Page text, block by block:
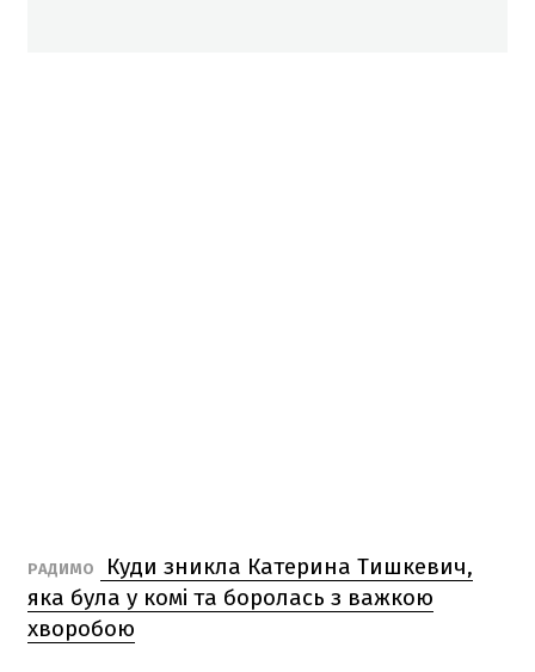
РАДИМО
Куди зникла Катерина Тишкевич,
яка була у комі та боролась з важкою
хворобою